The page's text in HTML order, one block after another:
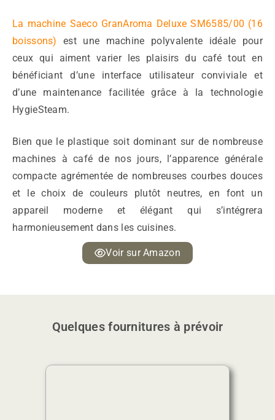
La machine Saeco GranAroma Deluxe SM6585/00 (16
boissons) est une machine polyvalente idéale pour
ceux qui aiment varier les plaisirs du café tout en
bénéficiant d’une interface utilisateur conviviale et
d’une maintenance facilitée grâce à la technologie
HygieSteam.
Bien que le plastique soit dominant sur de nombreuse
machines à café de nos jours, l’apparence générale
compacte agrémentée de nombreuses courbes douces
et le choix de couleurs plutôt neutres, en font un
appareil moderne et élégant qui s’intégrera
harmonieusement dans les cuisines.
Voir sur Amazon
Quelques fournitures à prévoir